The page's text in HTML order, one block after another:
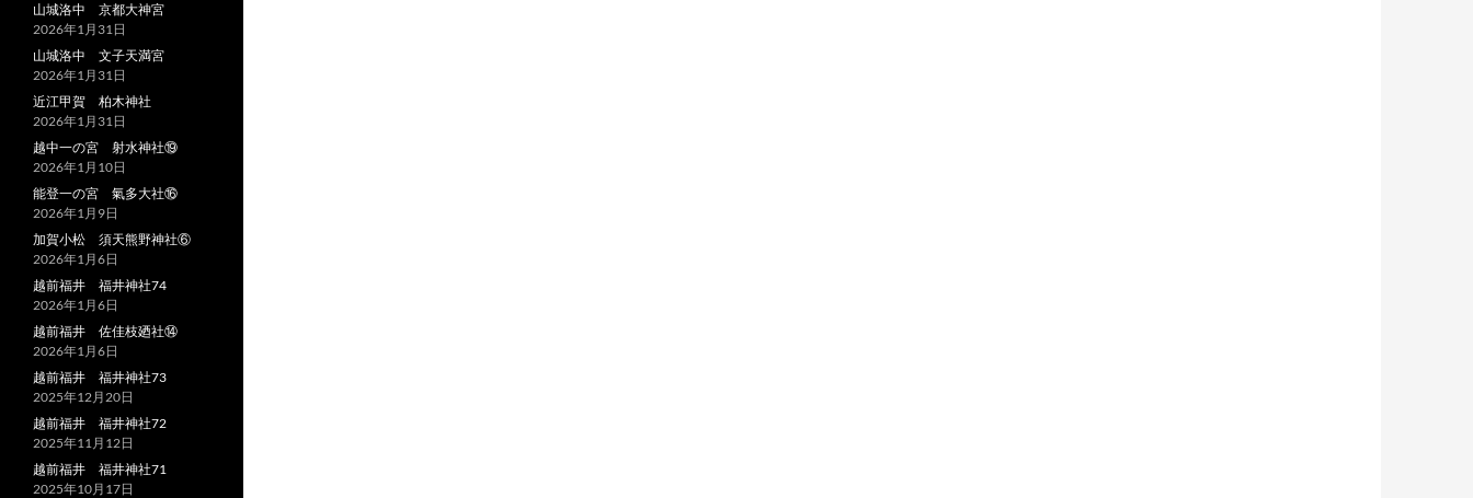
山城洛中 京都大神宮
2026年1月31日
山城洛中 文子天満宮
2026年1月31日
近江甲賀 柏木神社
2026年1月31日
越中一の宮 射水神社⑲
2026年1月10日
能登一の宮 氣多大社⑯
2026年1月9日
加賀小松 須天熊野神社⑥
2026年1月6日
越前福井 福井神社74
2026年1月6日
越前福井 佐佳枝廼社⑭
2026年1月6日
越前福井 福井神社73
2025年12月20日
越前福井 福井神社72
2025年11月12日
越前福井 福井神社71
2025年10月17日